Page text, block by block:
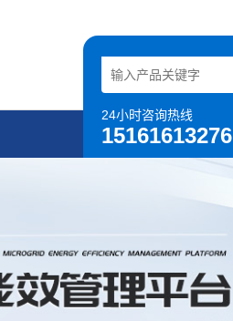
24小时咨询热线
15161613276